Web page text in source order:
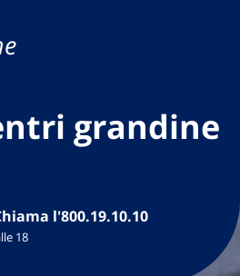
grandine
l'800.19.10.10
18